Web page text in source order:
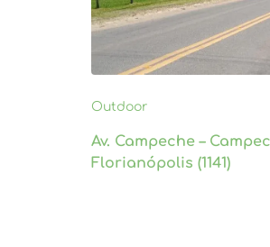
Outdoor
Av. Campeche –
Florianópolis (1141)